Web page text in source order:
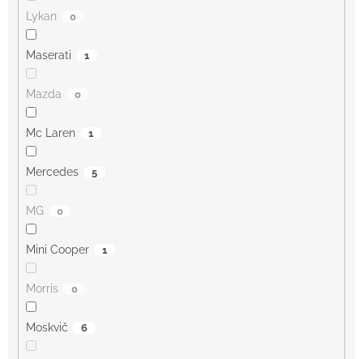
Lykan 0
Maserati 1
Mazda 0
Mc Laren 1
Mercedes 5
MG 0
Mini Cooper 1
Morris 0
Moskvič 6